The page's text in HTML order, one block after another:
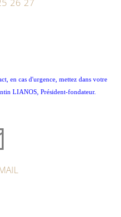
26 27
en cas d'urgence, mettez dans votre
LIANOS, Président-fondateur.